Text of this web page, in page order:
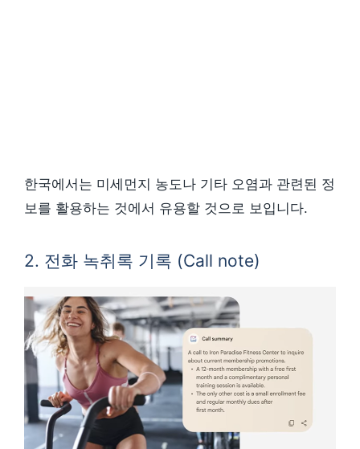
한국에서는 미세먼지 농도나 기타 오염과 관련된 정
보를 활용하는 것에서 유용할 것으로 보입니다.
2. 전화 녹취록 기록 (Call note)